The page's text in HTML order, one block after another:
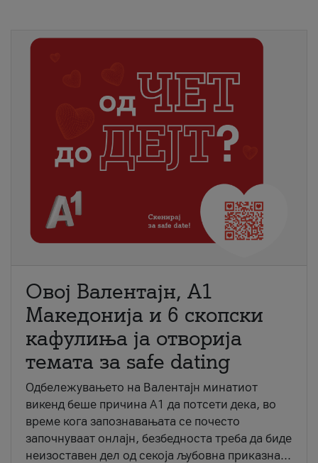
Овој Валентајн, A1
Македонија и 6 скопски
кафулиња ја отворија
темата за safe dating
Одбележувањето на Валентајн минатиот
викенд беше причина А1 да потсети дека, во
време кога запознавањата се почесто
започнуваат онлајн, безбедноста треба да биде
неизоставен дел од секоја љубовна приказна...